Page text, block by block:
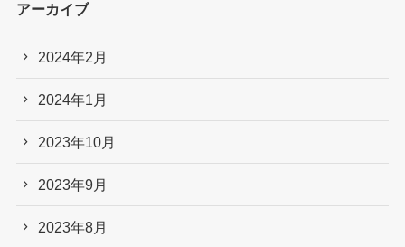
アーカイブ
2024年2月
2024年1月
2023年10月
2023年9月
2023年8月